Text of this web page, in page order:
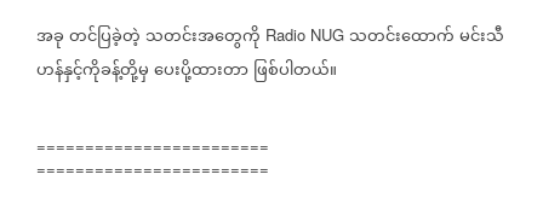
အခုတင်ပြခဲ့တဲ့ သတင်းအတွေကို Radio NUG သတင်းထောက်မင်းသီ
ဟန်နှင့်ကိုခန့်တို့မှပေးပို့ထားတာဖြစ်ပါတယ်။
========================
========================